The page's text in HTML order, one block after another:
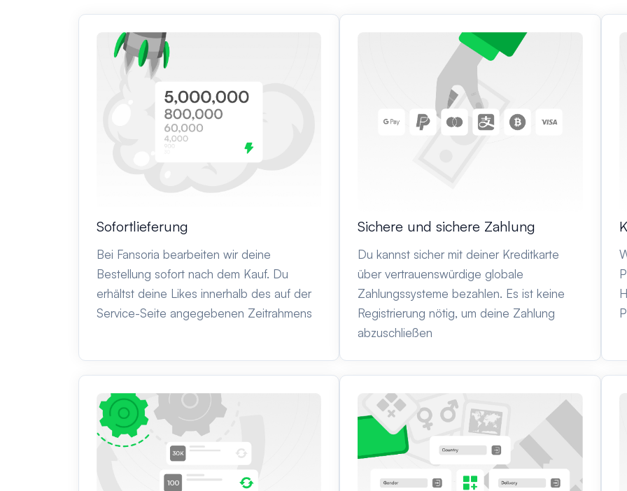
Sofortlieferung
Bei Fansoria bearbeiten wir deine
Bestellung sofort nach dem Kauf. Du
erhältst deine Likes innerhalb des auf der
Service-Seite angegebenen Zeitrahmens
Sichere und sichere Zahlung
Du kannst sicher mit deiner Kreditkarte
über vertrauenswürdige globale
Zahlungssysteme bezahlen. Es ist keine
Registrierung nötig, um deine Zahlung
abzuschließen